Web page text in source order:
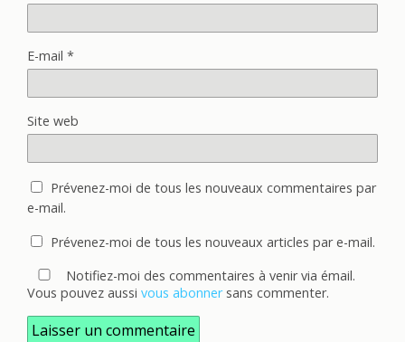
E-mail *
Site web
Prévenez-moi de tous les nouveaux commentaires par
e-mail.
Prévenez-moi de tous les nouveaux articles par e-mail.
Notifiez-moi des commentaires à venir via émail.
Vous pouvez aussi vous abonnersans commenter.